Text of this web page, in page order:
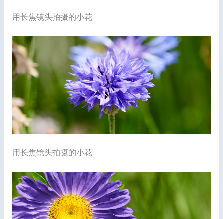
用长焦镜头拍摄的小花
用长焦镜头拍摄的小花